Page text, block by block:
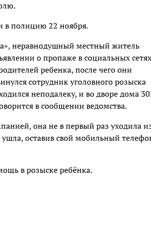
в полицию 22 ноября.
неравнодушный местный житель
о пропаже в социальных
ребенка, после чего они
сотрудник уголовного розыска
неподалеку, и во дворе дома
в сообщении ведомства.
она не в первый раз уходила
ушла, оставив свой мобильный
в розыске ребёнка.